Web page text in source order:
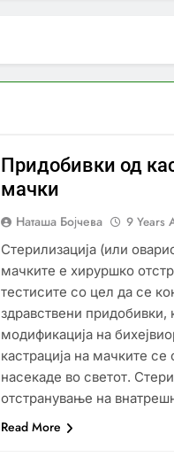
Придобивки од
мачки
Наташа Бојчева 9 Years
Стерилизација (или
мачките е хируршко
тестисите со цел да се
здравствени придобивки,
модификација на
кастрација на мачките
насекаде во светот.
отстранување на
Read More